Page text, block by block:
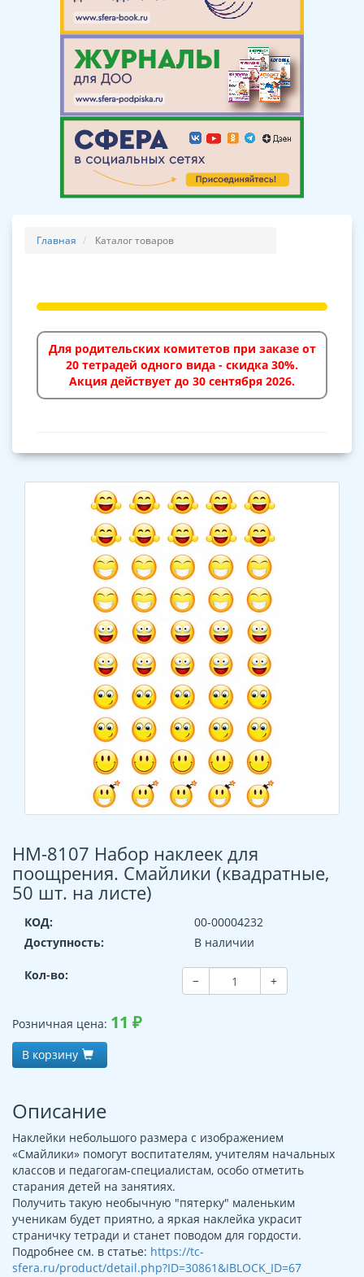
Главная Каталог товаров
Для родительских комитетов при заказе от
20 тетрадей одного вида - скидка 30%.
Акция действует до 30 сентября 2026.
НМ-8107 Набор наклеек для
поощрения. Смайлики (квадратные,
50 шт. на листе)
КОД:
00-00004232
Доступность:
В наличии
Кол-во: − +
Розничная цена: 11 ₽
В корзину
Описание
Наклейки небольшого размера с изображением
«Смайлики» помогут воспитателям, учителям начальных
классов и педагогам-специалистам, особо отметить
старания детей на занятиях.
Получить такую необычную "пятерку" маленьким
ученикам будет приятно, а яркая наклейка украсит
страничку тетради и станет поводом для гордости.
Подробнее см. в статье: https://tc-
sfera.ru/product/detail.php?ID=30861&IBLOCK_ID=67